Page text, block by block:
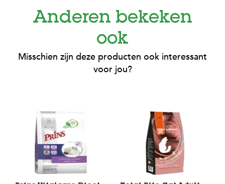
Anderen bekeken
ook
Misschien zijn deze producten ook interessant
voor jou?